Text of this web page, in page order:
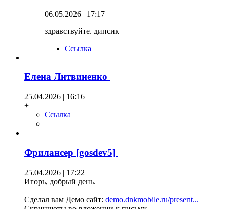
06.05.2026 | 17:17
здравствуйте. дипсик
Ссылка
Елена Литвиненко
25.04.2026 | 16:16
+
Ссылка
Фрилансер [gosdev5]
25.04.2026 | 17:22
Игорь, добрый день.
Сделал вам Демо сайт: demo.dnkmobile.ru/present...